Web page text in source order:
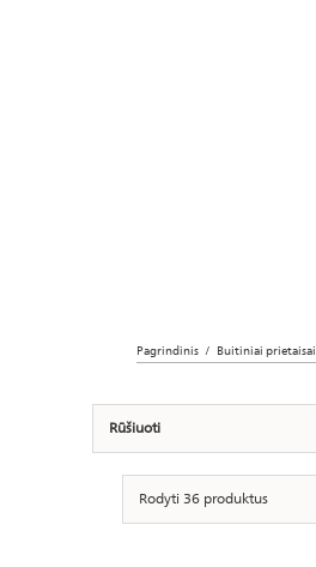
Pagrindinis Buitiniai prietaisai
Rūšiuoti
Rodyti 36 produktus